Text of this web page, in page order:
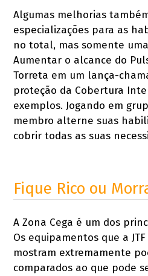
Algumas melhorias
especializações para as
no total, mas somente
Aumentar o alcance do
Torreta em um lança-
proteção da Cobertura
exemplos. Jogando em
membro alterne suas
cobrir todas as suas
Fique Rico ou
A Zona Cega é um dos
Os equipamentos que a
mostram extremamente
comparados ao que pode